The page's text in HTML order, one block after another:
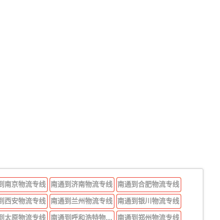
南京物流专线 南通到济南物流专线 南通到合肥物流专线
西安物流专线 南通到兰州物流专线 南通到银川物流专线
太原物流专线 南通到呼和浩特物流专线 南通到郑州物流专线